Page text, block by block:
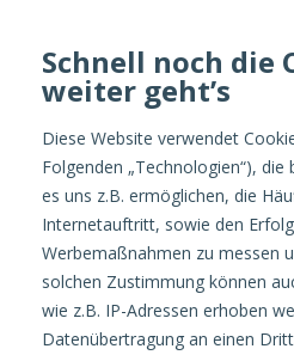
Schnell noch die
weiter geht’s
Diese Website verwendet
Folgenden „Technologien“),
es uns z.B. ermöglichen, die
Internetauftritt, sowie den
Werbemaßnahmen zu messen
solchen Zustimmung können
wie z.B. IP-Adressen erhoben
Datenübertragung an einen